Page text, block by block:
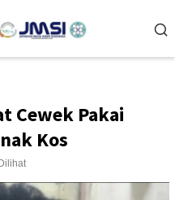
Cewek Pakai
Kos